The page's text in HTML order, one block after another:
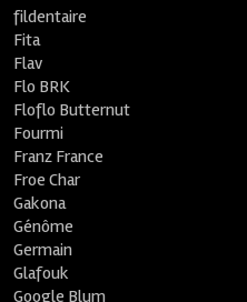
fildentaire
Fita
Flav
Flo BRK
Floflo Butternut
Fourmi
Franz France
Froe Char
Gakona
Génôme
Germain
Glafouk
Google Blum